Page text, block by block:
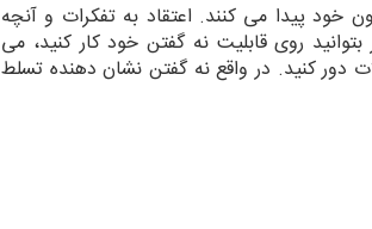
خود پیدا می کنند. اعتقاد به تفکرات و آنچه
روی قابلیت نه گفتن خود کار کنید، می
دور کنید. در واقع نه گفتن نشان دهنده تسلط